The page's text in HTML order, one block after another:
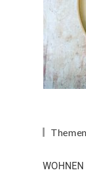
Themen
WOHNEN